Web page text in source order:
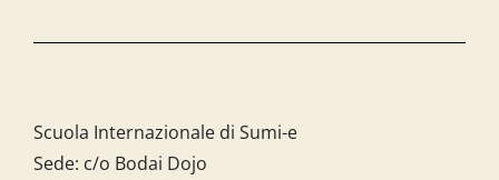
Scuola Internazionale di Sumi-e
Sede: c/o Bodai Dojo